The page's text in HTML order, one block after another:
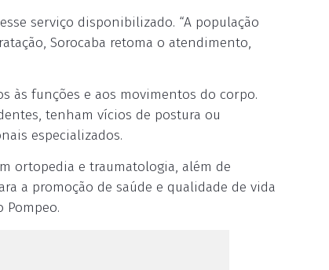
serviço disponibilizado. “A população
Sorocaba retoma o atendimento,
às funções e aos movimentos do corpo.
tenham vícios de postura ou
especializados.
ortopedia e traumatologia, além de
a promoção de saúde e qualidade de vida
Pompeo.